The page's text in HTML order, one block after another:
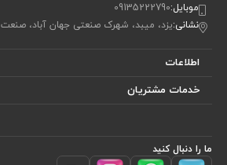
موبایل:09135222790
نشانی:یزد، میبد، شهرک صنعتی جهان آباد، صنعت 1
اطلاعات
خدمات مشتریان
ما را دنبال کنید